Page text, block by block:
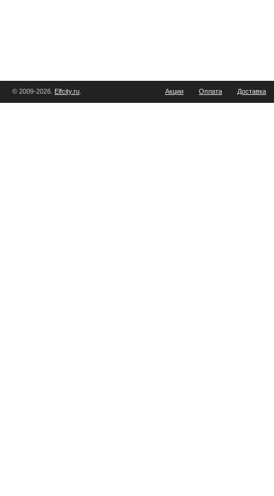
© 2009-2026. Elfcity.ru Акции Оплата Доставка